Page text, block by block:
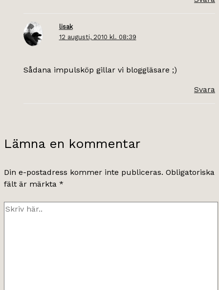
lisak
12 augusti, 2010 kl. 08:39
Sådana impulsköp gillar vi bloggläsare ;)
Svara
Lämna en kommentar
Din e-postadress kommer inte publiceras. Obligatoriska
fält är märkta *
Skriv